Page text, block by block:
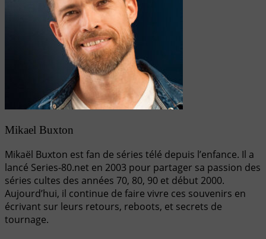
Mikael Buxton
Mikaël Buxton est fan de séries télé depuis l’enfance. Il a
lancé Series-80.net en 2003 pour partager sa passion des
séries cultes des années 70, 80, 90 et début 2000.
Aujourd’hui, il continue de faire vivre ces souvenirs en
écrivant sur leurs retours, reboots, et secrets de
tournage.